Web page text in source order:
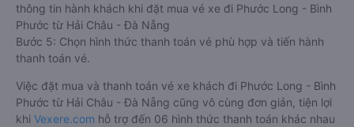
thông tin hành khách khi đặt mua vé xe đi Phước Long - Bình
Phước từ Hải Châu - Đà Nẵng
Bước 5: Chọn hình thức thanh toán vé phù hợp và tiến hành
thanh toán vé.
Việc đặt mua và thanh toán vé xe khách đi Phước Long - Bình
Phước từ Hải Châu - Đà Nẵng cũng vô cùng đơn giản, tiện lợi
khi Vexere.com hỗ trợ đến 06 hình thức thanh toán khác nhau